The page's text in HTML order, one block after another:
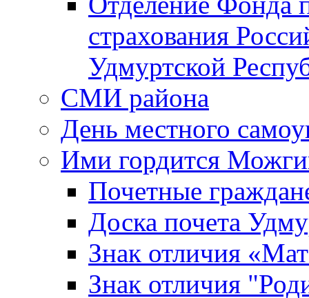
страхования
Удмуртской
СМИ района
День местного
Ими гордится
Почетные
Доска почета
Знак отличия
Знак отличия